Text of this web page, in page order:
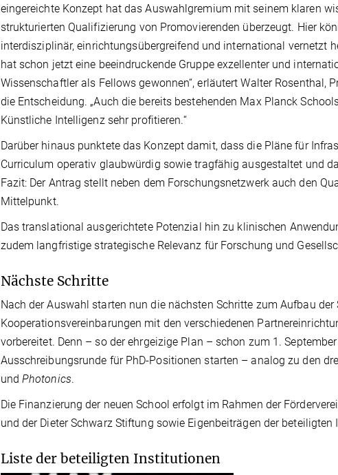
eingereichte Konzept hat das Auswahlgremium mit seinem klaren
strukturierten Qualifizierung von Promovierenden überzeugt. Hier
interdisziplinär, einrichtungsübergreifend und international vernetzt
hat schon jetzt eine beeindruckende Gruppe exzellenter und
Wissenschaftler als Fellows gewonnen“, erläutert Walter Rosenthal,
die Entscheidung. „Auch die bereits bestehenden Max Planck
Künstliche Intelligenz sehr profitieren.“
Darüber hinaus punktete das Konzept damit, dass die Pläne für
Curriculum operativ glaubwürdig sowie tragfähig ausgestaltet und
Fazit: Der Antrag stellt neben dem Forschungsnetzwerk auch den
Mittelpunkt.
Das translational ausgerichtete Potenzial hin zu klinischen
zudem langfristige strategische Relevanz für Forschung und
Nächste Schritte
Nach der Auswahl starten nun die nächsten Schritte zum Aufbau
Kooperationsvereinbarungen mit den verschiedenen
vorbereitet. Denn – so der ehrgeizige Plan – schon zum 1.
Ausschreibungsrunde für PhD-Positionen starten – analog zu den
und Photonics.
Die Finanzierung der neuen School erfolgt im Rahmen der
und der Dieter Schwarz Stiftung sowie Eigenbeiträgen der beteiligten
Liste der beteiligten Institutionen